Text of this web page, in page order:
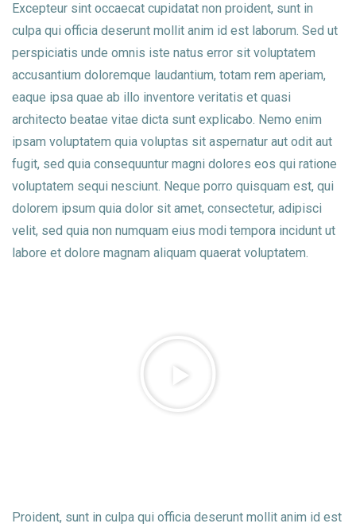
Excepteur sint occaecat cupidatat non proident, sunt in
culpa qui officia deserunt mollit anim id est laborum. Sed ut
perspiciatis unde omnis iste natus error sit voluptatem
accusantium doloremque laudantium, totam rem aperiam,
eaque ipsa quae ab illo inventore veritatis et quasi
architecto beatae vitae dicta sunt explicabo. Nemo enim
ipsam voluptatem quia voluptas sit aspernatur aut odit aut
fugit, sed quia consequuntur magni dolores eos qui ratione
voluptatem sequi nesciunt. Neque porro quisquam est, qui
dolorem ipsum quia dolor sit amet, consectetur, adipisci
velit, sed quia non numquam eius modi tempora incidunt ut
labore et dolore magnam aliquam quaerat voluptatem.
Proident, sunt in culpa qui officia deserunt mollit anim id est